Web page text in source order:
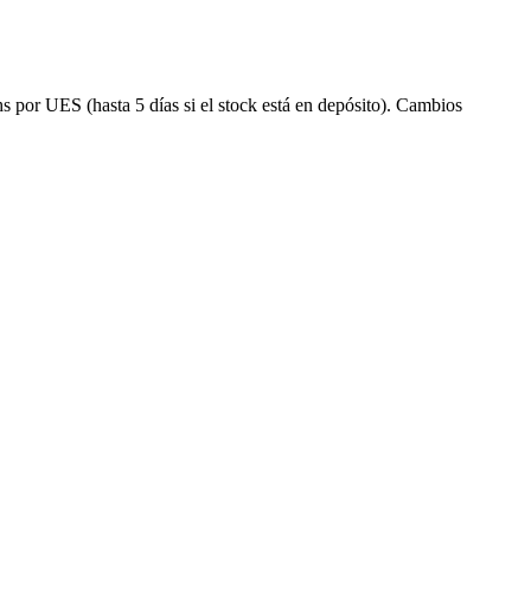
UES (hasta 5 días si el stock está en depósito). Cambios